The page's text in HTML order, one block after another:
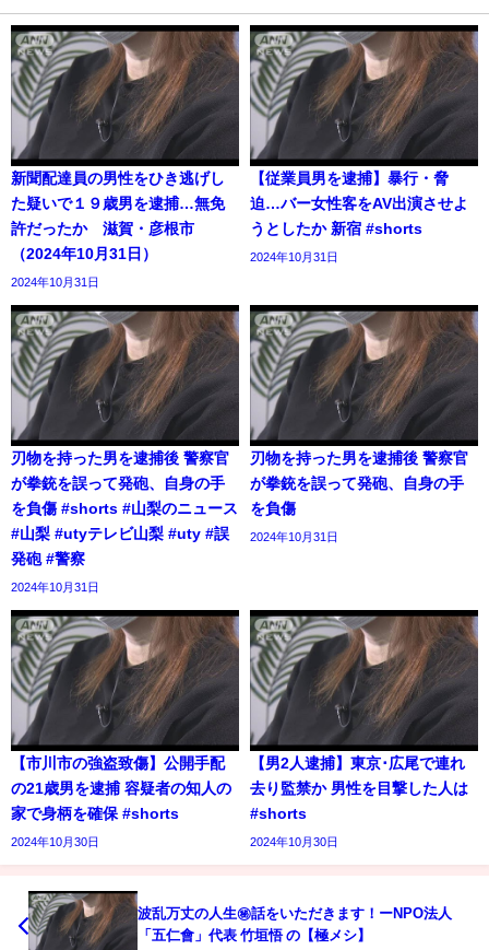
新聞配達員の男性をひき逃げし
た疑いで１９歳男を逮捕…無免
許だったか 滋賀・彦根市
（2024年10月31日）
2024年10月31日
【従業員男を逮捕】暴行・脅
迫…バー女性客をAV出演させよ
うとしたか 新宿 #shorts
2024年10月31日
刃物を持った男を逮捕後 警察官
が拳銃を誤って発砲、自身の手
を負傷 #shorts #山梨のニュース
#山梨 #utyテレビ山梨 #uty #誤
発砲 #警察
2024年10月31日
刃物を持った男を逮捕後 警察官
が拳銃を誤って発砲、自身の手
を負傷
2024年10月31日
【市川市の強盗致傷】公開手配
の21歳男を逮捕 容疑者の知人の
家で身柄を確保 #shorts
2024年10月30日
【男2人逮捕】東京･広尾で連れ
去り監禁か 男性を目撃した人は
#shorts
2024年10月30日
波乱万丈の人生㊙話をいただきます！ーNPO法人
「五仁會」代表 竹垣悟 の【極メシ】